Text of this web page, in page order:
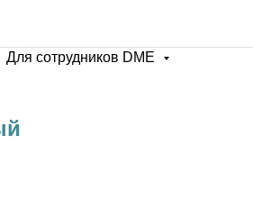
Для сотрудников DME